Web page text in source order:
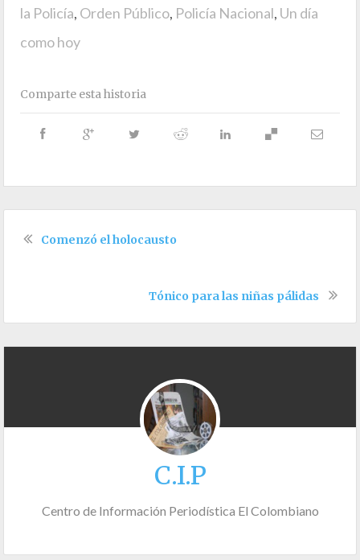
la Policía, Orden Público, Policía Nacional, Un día
como hoy
Comparte esta historia
Comenzó el holocausto
Tónico para las niñas pálidas
C.I.P
Centro de Información Periodística El Colombiano